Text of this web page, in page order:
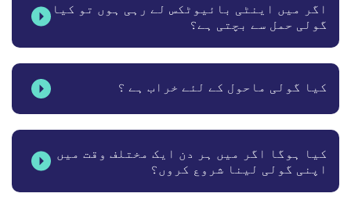
اگر میں اینٹی بائیوٹکس لے رہی ہوں تو کیا
گولی حمل سے بچتی ہے؟
کیا گولی ماحول کے لئے خراب ہے ؟
کیا ہوگا اگر میں ہر دن ایک مختلف وقت میں
اپنی گولی لینا شروع کروں؟